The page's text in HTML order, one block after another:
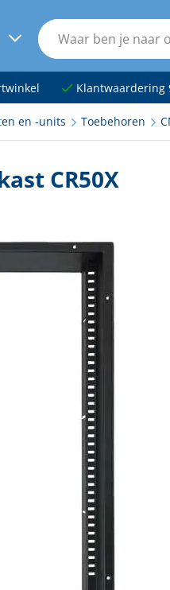
Klantwaardering
en -units Toebehoren
CR50X